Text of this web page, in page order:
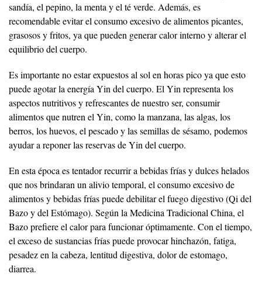
sandía, el pepino, la menta y el té verde. Además, es
recomendable evitar el consumo excesivo de alimentos picantes,
grasosos y fritos, ya que pueden generar calor interno y alterar el
equilibrio del cuerpo.
Es importante no estar expuestos al sol en horas pico ya que esto
puede agotar la energía Yin del cuerpo. El Yin representa los
aspectos nutritivos y refrescantes de nuestro ser, consumir
alimentos que nutren el Yin, como la manzana, las algas, los
berros, los huevos, el pescado y las semillas de sésamo, podemos
ayudar a reponer las reservas de Yin del cuerpo.
En esta época es tentador recurrir a bebidas frías y dulces helados
que nos brindaran un alivio temporal, el consumo excesivo de
alimentos y bebidas frías puede debilitar el fuego digestivo (Qi del
Bazo y del Estómago). Según la Medicina Tradicional China, el
Bazo prefiere el calor para funcionar óptimamente. Con el tiempo,
el exceso de sustancias frías puede provocar hinchazón, fatiga,
pesadez en la cabeza, lentitud digestiva, dolor de estomago,
diarrea.